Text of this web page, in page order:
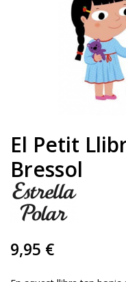
El Petit
Bressol
9,95 €